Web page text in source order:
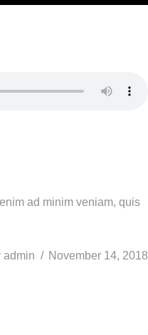
ad minim veniam, quis
admin November 14, 2018